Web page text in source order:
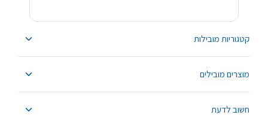
קטגוריות מובילות
מוצרים מובילים
חשוב לדעת